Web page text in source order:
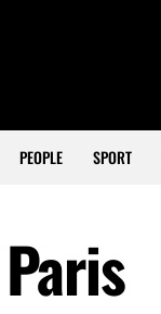
PEOPLE SPORT